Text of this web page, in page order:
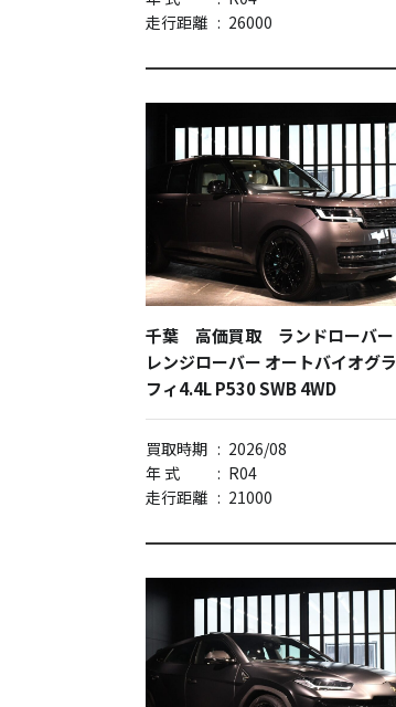
走行距離 : 26000
千葉 高価買取 ランドローバー
レンジローバー オートバイオグラ
フィ4.4L P530 SWB 4WD
買取時期 : 2026/08
年 式
: R04
走行距離 : 21000